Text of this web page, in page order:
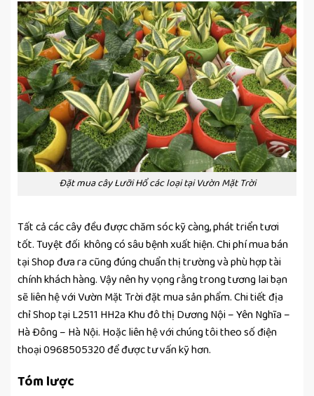
Đặt mua cây Lưỡi Hổ các loại tại Vườn Mặt Trời
Tất cả các cây đều được chăm sóc kỹ càng, phát triển tươi
tốt. Tuyệt đối không có sâu bệnh xuất hiện. Chi phí mua bán
tại Shop đưa ra cũng đúng chuẩn thị trường và phù hợp tài
chính khách hàng. Vậy nên hy vọng rằng trong tương lai bạn
sẽ liên hệ với Vườn Mặt Trời đặt mua sản phẩm. Chi tiết địa
chỉ Shop tại L2511 HH2a Khu đô thị Dương Nội – Yên Nghĩa –
Hà Đông – Hà Nội. Hoặc liên hệ với chúng tôi theo số điện
thoại 0968505320 để được tư vấn kỹ hơn.
Tóm lược